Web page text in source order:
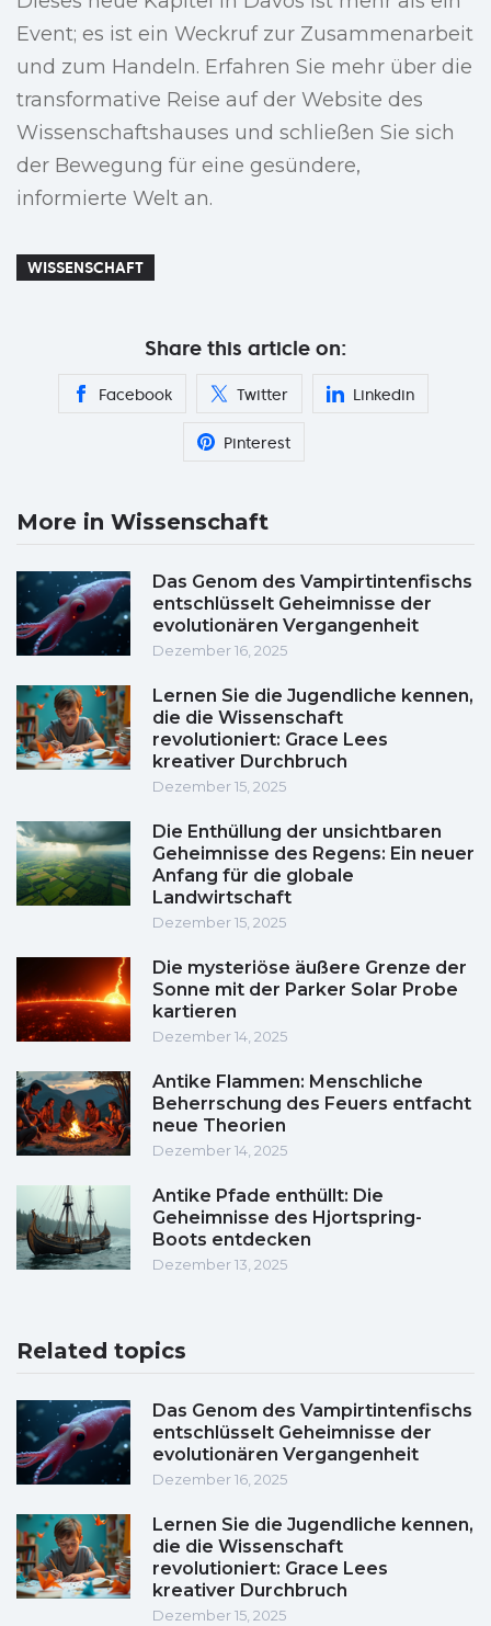
Event; es ist ein Weckruf zur Zusammenarbeit
und zum Handeln. Erfahren Sie mehr über die
transformative Reise auf der Website des
Wissenschaftshauses und schließen Sie sich
der Bewegung für eine gesündere,
informierte Welt an.
WISSENSCHAFT
Share this article on:
Facebook Twitter Linkedin
Pinterest
More in Wissenschaft
Das Genom des Vampirtintenfischs
entschlüsselt Geheimnisse der
evolutionären Vergangenheit
Dezember 16, 2025
Lernen Sie die Jugendliche kennen,
die die Wissenschaft
revolutioniert: Grace Lees
kreativer Durchbruch
Dezember 15, 2025
Die Enthüllung der unsichtbaren
Geheimnisse des Regens: Ein neuer
Anfang für die globale
Landwirtschaft
Dezember 15, 2025
Die mysteriöse äußere Grenze der
Sonne mit der Parker Solar Probe
kartieren
Dezember 14, 2025
Antike Flammen: Menschliche
Beherrschung des Feuers entfacht
neue Theorien
Dezember 14, 2025
Antike Pfade enthüllt: Die
Geheimnisse des Hjortspring-
Boots entdecken
Dezember 13, 2025
Related topics
Das Genom des Vampirtintenfischs
entschlüsselt Geheimnisse der
evolutionären Vergangenheit
Dezember 16, 2025
Lernen Sie die Jugendliche kennen,
die die Wissenschaft
revolutioniert: Grace Lees
kreativer Durchbruch
Dezember 15, 2025